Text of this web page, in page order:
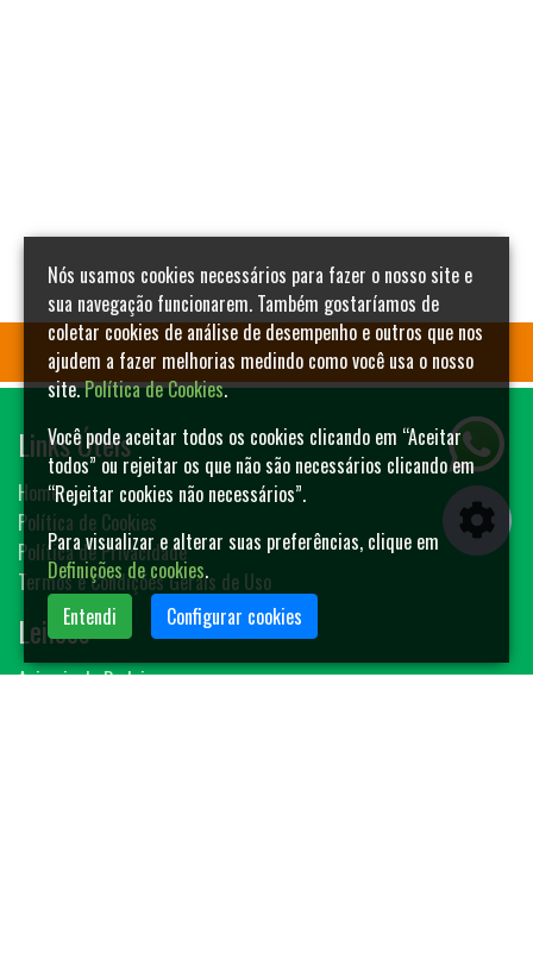
Links Úteis
Home
Política de Cookies
Política de Privacidade
Termos e Condições Gerais de Uso
Leilões
Animais de Rodeio
Nós usamos cookies necessários para fazer o nosso site e
sua navegação funcionarem. Também gostaríamos de
coletar cookies de análise de desempenho e outros que nos
ajudem a fazer melhorias medindo como você usa o nosso
site.Política de Cookies.
Você pode aceitar todos os cookies clicando em “Aceitar
todos” ou rejeitar os que não são necessários clicando em
“Rejeitar cookies não necessários”.
Para visualizar e alterar suas preferências, clique em
Definições de cookies.
Entendi
Configurar cookies